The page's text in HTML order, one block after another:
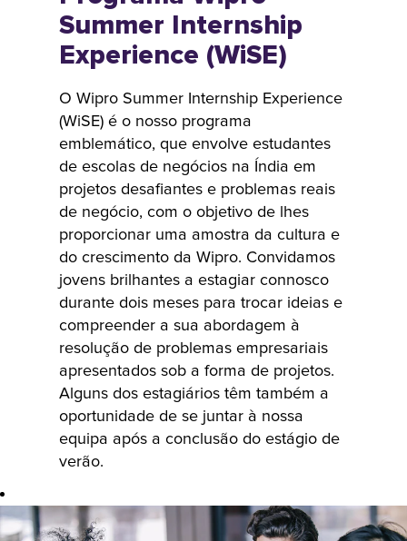
nosso
programa B
School. Ao
este programa
formou
inúmeros
líderes que
moldaram
significativamente
a visão da
empresa.
Recrutamos
estudantes das
principais
escolas de
negócios de
toda a Índia,
oferecendo-
em áreas
críticas como a
Summer Internship
Experience (WiSE)
O Wipro Summer Internship Experience
(WiSE) é o nosso programa
emblemático, que envolve estudantes
de escolas de negócios na Índia em
projetos desafiantes e problemas reais
de negócio, com o objetivo de lhes
proporcionar uma amostra da cultura e
do crescimento da Wipro. Convidamos
jovens brilhantes a estagiar connosco
durante dois meses para trocar ideias e
compreender a sua abordagem à
resolução de problemas empresariais
apresentados sob a forma de projetos.
Alguns dos estagiários têm também a
oportunidade de se juntar à nossa
equipa após a conclusão do estágio de
verão.